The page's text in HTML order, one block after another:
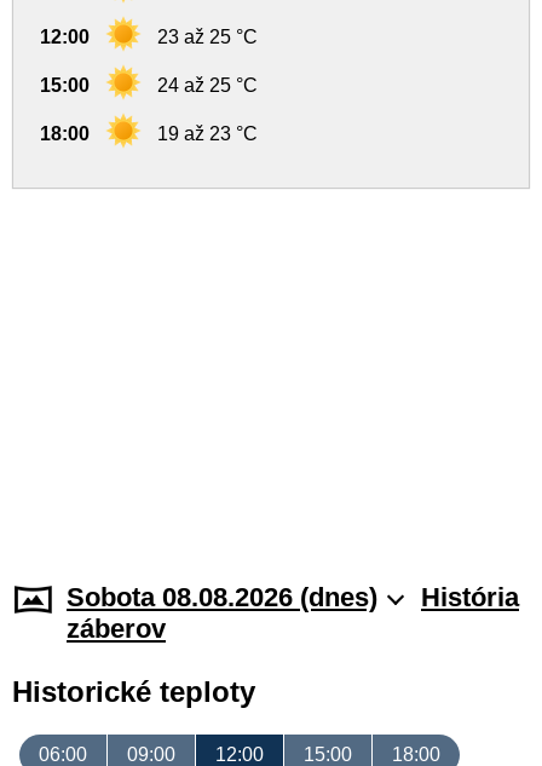
12:00 23 až 25 °C
15:00 24 až 25 °C
18:00 19 až 23 °C
Sobota 08.08.2026 (dnes)
História
záberov
Historické teploty
06:00 09:00 12:00 15:00 18:00